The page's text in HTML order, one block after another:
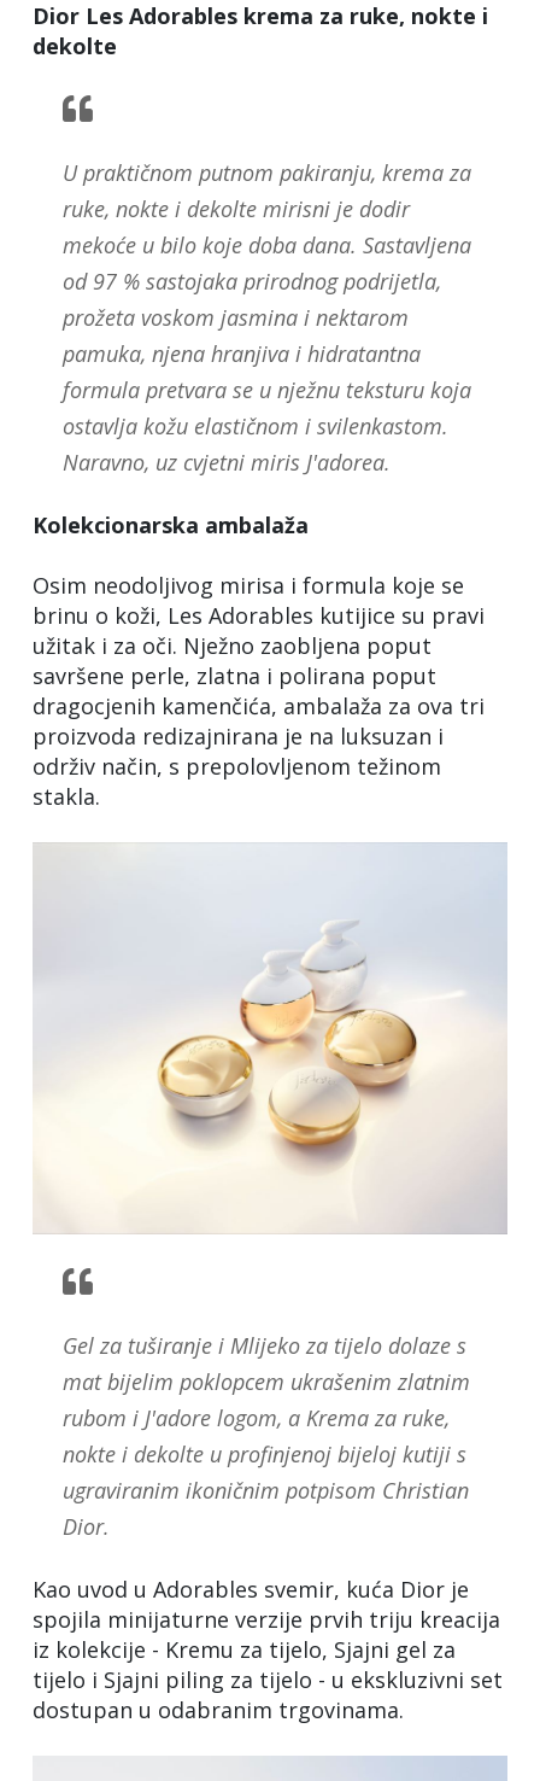
Dior Les Adorables krema za ruke, nokte i
dekolte
U praktičnom putnom pakiranju, krema za
ruke, nokte i dekolte mirisni je dodir
mekoće u bilo koje doba dana. Sastavljena
od 97 % sastojaka prirodnog podrijetla,
prožeta voskom jasmina i nektarom
pamuka, njena hranjiva i hidratantna
formula pretvara se u nježnu teksturu koja
ostavlja kožu elastičnom i svilenkastom.
Naravno, uz cvjetni miris J'adorea.
Kolekcionarska ambalaža
Osim neodoljivog mirisa i formula koje se
brinu o koži, Les Adorables kutijice su pravi
užitak i za oči. Nježno zaobljena poput
savršene perle, zlatna i polirana poput
dragocjenih kamenčića, ambalaža za ova tri
proizvoda redizajnirana je na luksuzan i
održiv način, s prepolovljenom težinom
stakla.
Gel za tuširanje i Mlijeko za tijelo dolaze s
mat bijelim poklopcem ukrašenim zlatnim
rubom i J'adore logom, a Krema za ruke,
nokte i dekolte u profinjenoj bijeloj kutiji s
ugraviranim ikoničnim potpisom Christian
Dior.
Kao uvod u Adorables svemir, kuća Dior je
spojila minijaturne verzije prvih triju kreacija
iz kolekcije - Kremu za tijelo, Sjajni gel za
tijelo i Sjajni piling za tijelo - u ekskluzivni set
dostupan u odabranim trgovinama.